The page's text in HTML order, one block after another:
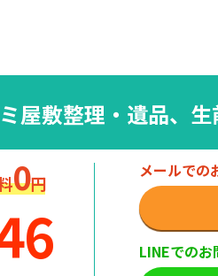
屋敷整理・遺品、
0円
メールでの
LINEでの